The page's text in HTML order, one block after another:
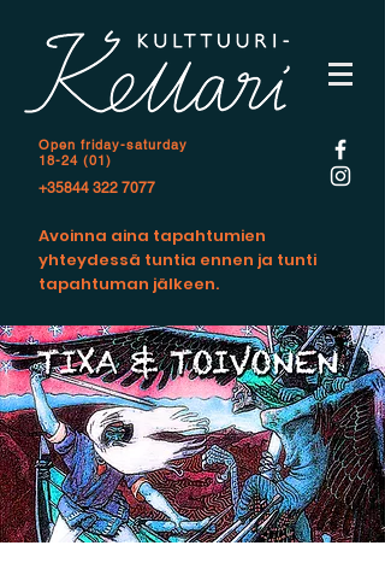
Open friday-saturday
18-24 (01)
+35844 322 7077
Avoinna aina tapahtumien
yhteydessä tuntia ennen ja tunti
tapahtuman jälkeen.